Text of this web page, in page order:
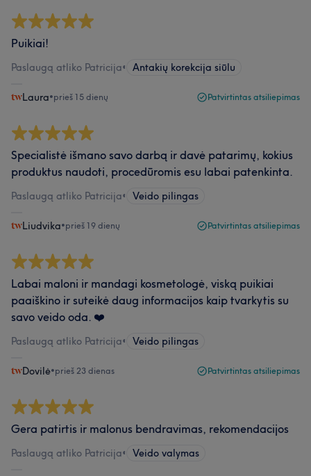
Puikiai!
Paslaugą atliko Patricija• Antakių korekcija siūlu
Laura•prieš 15 dienų Patvirtintas atsiliepimas
Specialistė išmano savo darbą ir davė patarimų, kokius
produktus naudoti, procedūromis esu labai patenkinta.
Paslaugą atliko Patricija• Veido pilingas
Liudvika•prieš 19 dienų Patvirtintas atsiliepimas
Labai maloni ir mandagi kosmetologė, viską puikiai
paaiškino ir suteikė daug informacijos kaip tvarkytis su
savo veido oda. ❤️
Paslaugą atliko Patricija• Veido pilingas
Dovilė•prieš 23 dienas Patvirtintas atsiliepimas
Gera patirtis ir malonus bendravimas, rekomendacijos
Paslaugą atliko Patricija• Veido valymas